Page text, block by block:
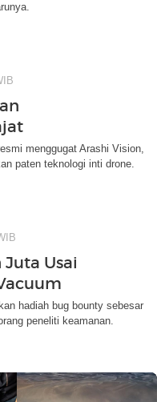
menggugat Arashi Vision,
paten teknologi inti drone.
Usai
hadiah bug bounty sebesar
peneliti keamanan.